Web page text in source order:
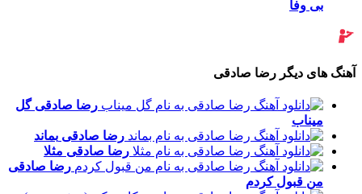
بی وفا
آهنگ های دیگر رضا صادقی
رضا صادقی گل
میناب
رضا صادقی بماند
رضا صادقی مثلا
رضا صادقی
من قبول کردم